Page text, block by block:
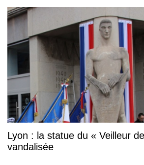
Lyon : la statue du « Veilleur
vandalisée